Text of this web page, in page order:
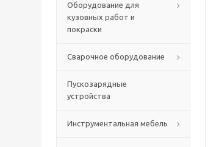
Оборудование для
кузовных работ и
покраски
Сварочное оборудование
Пускозарядные
устройства
Инструментальная мебель